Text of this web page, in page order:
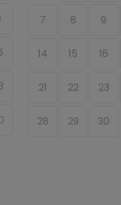
7 8 9
14 15 16
21 22 23
28 29 30